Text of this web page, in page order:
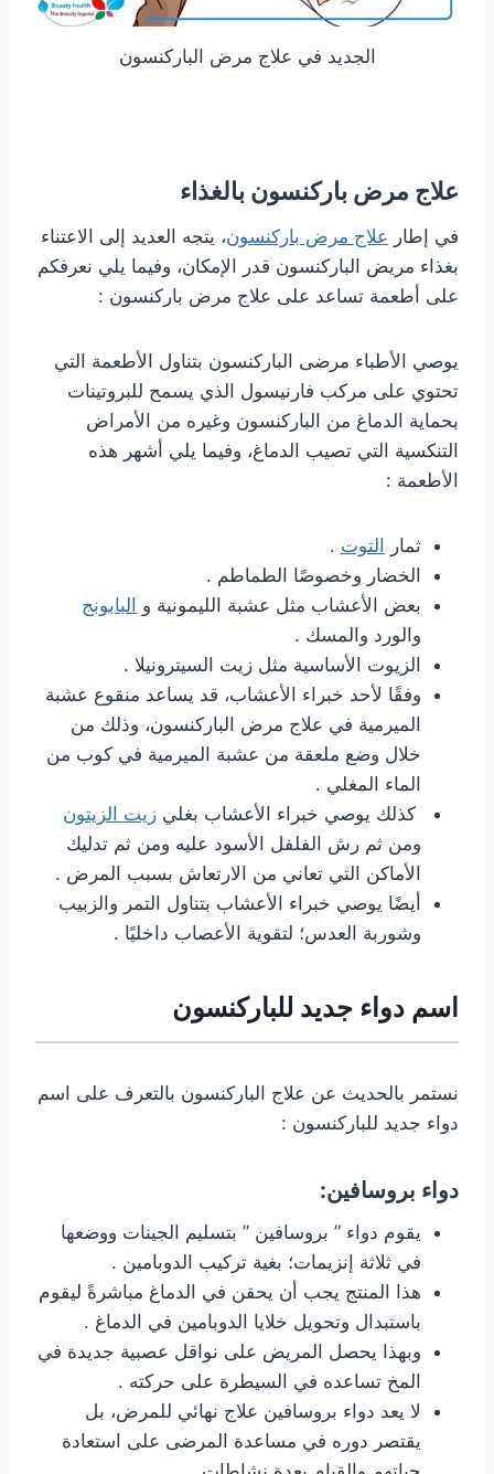
الجديد في علاج مرض الباركنسون
علاج مرض باركنسون بالغذاء
في إطار علاج مرض باركنسون، يتجه العديد إلى الاعتناء
بغذاء مريض الباركنسون قدر الإمكان، وفيما يلي نعرفكم
على أطعمة تساعد على علاج مرض باركنسون :
يوصي الأطباء مرضى الباركنسون بتناول الأطعمة التي
تحتوي على مركب فارنيسول الذي يسمح للبروتينات
بحماية الدماغ من الباركنسون وغيره من الأمراض
التنكسية التي تصيب الدماغ، وفيما يلي أشهر هذه
الأطعمة :
ثمار التوت .
الخضار وخصوصًا الطماطم .
بعض الأعشاب مثل عشبة الليمونية و البابونج
والورد والمسك .
الزيوت الأساسية مثل زيت السيترونيلا .
وفقًا لأحد خبراء الأعشاب، قد يساعد منقوع عشبة
الميرمية في علاج مرض الباركنسون، وذلك من
خلال وضع ملعقة من عشبة الميرمية في كوب من
الماء المغلي .
كذلك يوصي خبراء الأعشاب بغلي زيت الزيتون
ومن ثم رش الفلفل الأسود عليه ومن ثم تدليك
الأماكن التي تعاني من الارتعاش بسبب المرض .
أيضًا يوصي خبراء الأعشاب بتناول التمر والزبيب
وشوربة العدس؛ لتقوية الأعصاب داخليًا .
اسم دواء جديد للباركنسون
نستمر بالحديث عن علاج الباركنسون بالتعرف على اسم
دواء جديد للباركنسون :
دواء بروسافين:
يقوم دواء ” بروسافين ” بتسليم الجينات ووضعها
في ثلاثة إنزيمات؛ بغية تركيب الدوبامين .
هذا المنتج يجب أن يحقن في الدماغ مباشرةً ليقوم
باستبدال وتحويل خلايا الدوبامين في الدماغ .
وبهذا يحصل المريض على نواقل عصبية جديدة في
المخ تساعده في السيطرة على حركته .
لا يعد دواء بروسافين علاج نهائي للمرض، بل
يقتصر دوره في مساعدة المرضى على استعادة